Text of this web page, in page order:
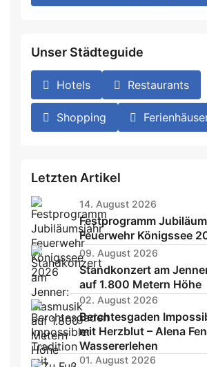
Unser Städteguide
Hotels Restaurants
Shopping
Letzten Artikel
14. August 2026
Festprogramm
Feuerwehr Königssee
09. August 2026
Standkonzert am
auf 1.800 Metern Höhe
02. August 2026
Berchtesgaden
mit Herzblut – Alena
Wassererlehen
01. August 2026